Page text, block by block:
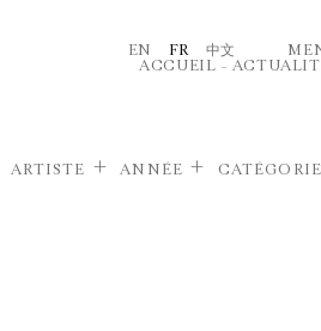
EN FR 中文
ACCUEIL –
ARTISTE ANNÉE CATÉGORIE